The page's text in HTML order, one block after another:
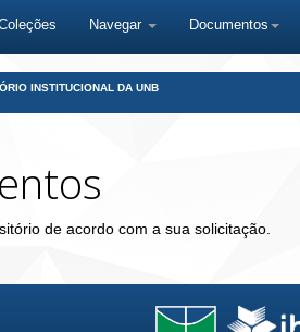
Navegar Documentos
INSTITUCIONAL DA UNB
de acordo com a sua solicitação.